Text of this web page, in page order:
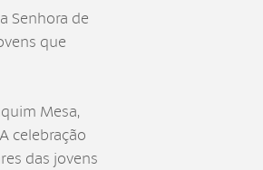
Senhora de
que
Mesa,
celebração
das jovens